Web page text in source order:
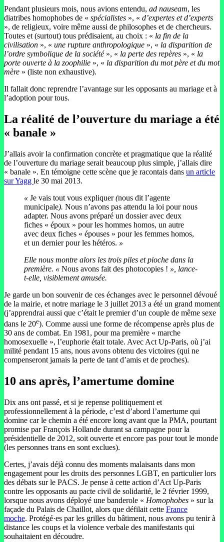
Pendant plusieurs mois, nous avions entendu, ad nauseam, les
diatribes homophobes de « spécialistes », « d’expertes et d’experts
», de religieux, voire même aussi de philosophes et de chercheurs.
Toutes et (surtout) tous prédisaient, au choix : « la fin de la
civilisation », « une rupture anthropologique », « la disparition de
l’ordre symbolique de la société», « la perte des repères », « la
porte ouverte à la zoophilie », « la disparition du mot père et du mot
mère » (liste non exhaustive).
Il fallait donc reprendre l’avantage sur les opposants au mariage et à
l’adoption pour tous.
La réalité de l’ouverture du mariage a été
« banale »
J’allais avoir la confirmation concrète et pragmatique que la réalité
de l’ouverture du mariage serait beaucoup plus simple, j’allais dire
« banale ». En témoigne cette scène que je racontais dans un article
sur Yagg le 30 mai 2013.
« Je vais tout vous expliquer(nous dit l’agente
municipale). Nous n’avons pas attendu la loi pour nous
adapter. Nous avons préparé un dossier avec deux
fiches « époux » pour les hommes homos, un autre
avec deux fiches « épouses » pour les femmes homos,
et un dernier pour les hétéros. »
Elle nous montre alors les trois piles et pioche dans la
première. « Nous avons fait des photocopies ! », lance-
t-elle, visiblement amusée.
Je garde un bon souvenir de ces échanges avec le personnel dévoué
de la mairie, et notre mariage le 3 juillet 2013 a été un grand moment
(j’apprendrai aussi que c’était le premier d’un couple de même sexe
dans le 20e). Comme aussi une forme de récompense après plus de
30 ans de combat. En 1981, pour ma première « marche
homosexuelle », l’euphorie était totale. Avec Act Up-Paris, où j’ai
milité pendant 15 ans, nous avons obtenu des victoires (qui ne
compenseront jamais la perte de tant d’amis et de proches).
10 ans après, l’amertume domine
Dix ans ont passé, et si je repense politiquement et
professionnellement à la période, c’est d’abord l’amertume qui
domine car le chemin a été encore long avant que la PMA, pourtant
promise par François Hollande durant sa campagne pour la
présidentielle de 2012, soit ouverte et encore pas pour tout le monde
(les personnes trans en sont exclues).
Certes, j’avais déjà connu des moments malaisants dans mon
engagement pour les droits des personnes LGBT, en particulier lors
des débats sur le PACS. Je pense à cette action d’Act Up-Paris
contre les opposants au pacte civil de solidarité, le 2 février 1999,
lorsque nous avons déployé une banderole « Homophobes » sur la
façade du Palais de Chaillot, alors que défilait cette France
moche. Protégé·es par les grilles du bâtiment, nous avons pu tenir à
distance les coups et la violence verbale des manifestants qui
souhaitaient en découdre.